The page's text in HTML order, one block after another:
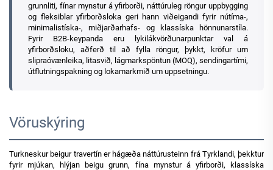
grunnliti, fínar mynstur á yfirborði, náttúruleg röngur uppbygging
og fleksiblar yfirborðsloka geri hann viðeigandi fyrir nútíma-,
minimalistíska-, miðjarðarhafs- og klassíska hönnunarstíla.
Fyrir B2B-keypanda eru lykilákvörðunarpunktar val á
yfirborðsloku, aðferð til að fylla röngur, þykkt, kröfur um
slipraóvænleika, litasvið, lágmarkspöntun (MOQ), sendingartími,
útflutningspakning og lokamarkmið um uppsetningu.
Vöruskýring
Turkneskur beigur travertín er hágæða náttúrusteinn frá Tyrklandi, þekktur
fyrir mjúkan, hlýjan beigu grunn, fína mynstur á yfirborði, klassíska